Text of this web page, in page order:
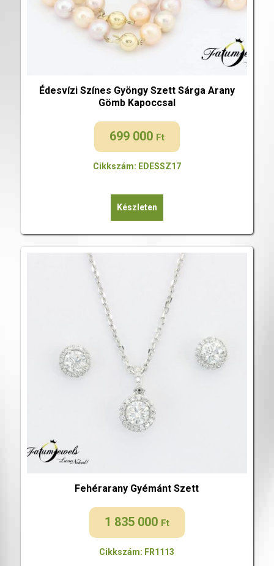
Édesvízi Színes Gyöngy Szett Sárga Arany
Gömb Kapoccsal
699 000 Ft
Cikkszám: EDESSZ17
Készleten
Fehérarany Gyémánt Szett
1 835 000 Ft
Cikkszám: FR1113